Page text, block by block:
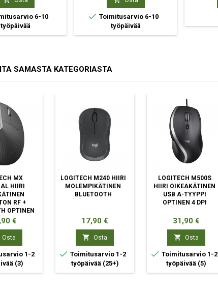
6-10
työpäivää
 Toimitusarvio 6-10
työpäivää
SAMASTA KATEGORIASTA
MX
HIIRI
RF +
OPTINEN
DPI€
Osta
1-2
(3)
LOGITECH M240 HIIRI
MOLEMPIKÄTINEN
BLUETOOTH
Hinta
17,90 €
 Osta
 Toimitusarvio 1-2
työpäivää (25+)
LOGITECH M500S
HIIRI OIKEAKÄTINEN
USB A-TYYPPI
OPTINEN 4 DPI
Hinta
31,90 €
 Osta
 Toimitusarvio 1-2
työpäivää (5)